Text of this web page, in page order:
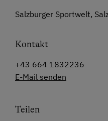
Salzburger Sportwelt,
Kontakt
+43 664 1832236
E-Mail senden
Teilen